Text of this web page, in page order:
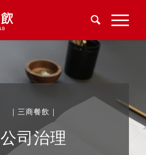
｜三商餐飲｜
公司治理